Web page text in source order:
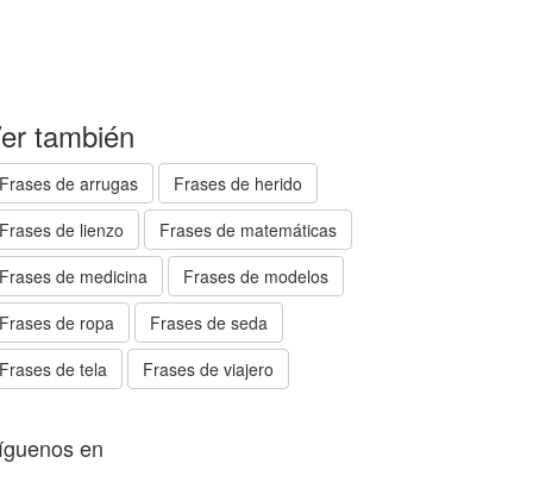
también
Frases de arrugas
Frases de herido
Frases de lienzo
Frases de matemáticas
Frases de medicina
Frases de modelos
Frases de ropa
Frases de seda
Frases de tela
Frases de viajero
en